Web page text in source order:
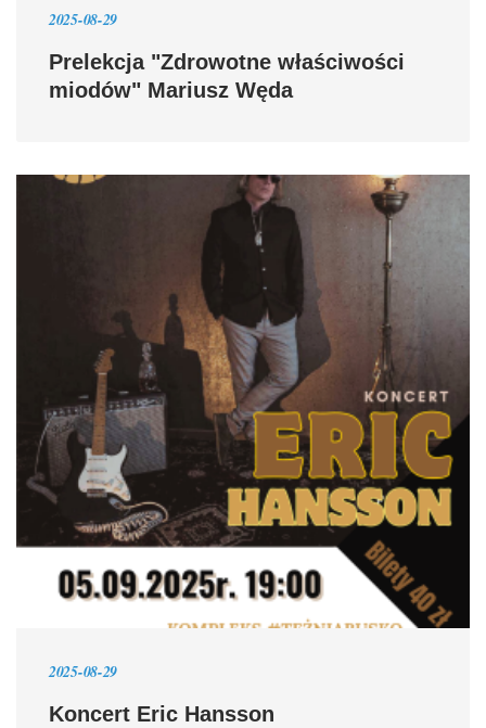
2025-08-29
Prelekcja "Zdrowotne właściwości
miodów" Mariusz Węda
2025-08-29
Koncert Eric Hansson